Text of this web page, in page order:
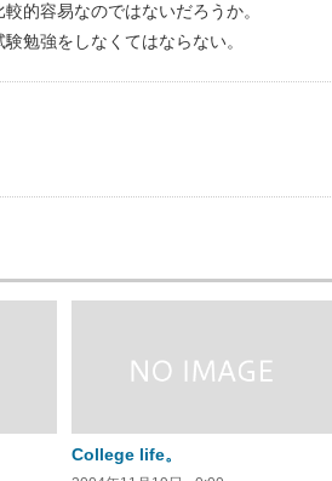
的容易なのではないだろうか。
勉強をしなくてはならない。
College life。